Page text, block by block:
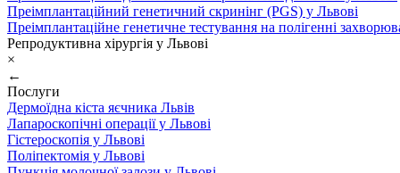
Преімплантаційний генетичний скринінг (PGS) у Львові
Преімплантаційне генетичне тестування на полігенні
Репродуктивна хірургія у Львові
×
←
Послуги
Дермоїдна кіста яєчника Львів
Лапароскопічні операції у Львові
Гістероскопія у Львові
Поліпектомія у Львові